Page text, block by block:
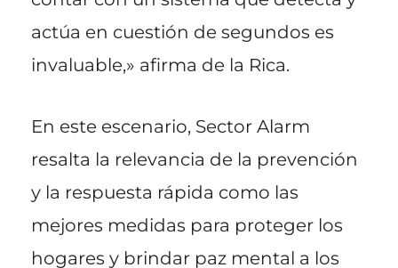
actúa en cuestión de segundos es
invaluable,» afirma de la Rica.
En este escenario, Sector Alarm
resalta la relevancia de la prevención
y la respuesta rápida como las
mejores medidas para proteger los
hogares y brindar paz mental a los